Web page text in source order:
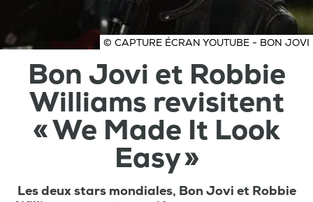
© CAPTURE ÉCRAN YOUTUBE - BON JOVI
Bon Jovi et Robbie
Williams revisitent
« We Made It Look
Easy »
Les deux stars mondiales, Bon Jovi et Robbie